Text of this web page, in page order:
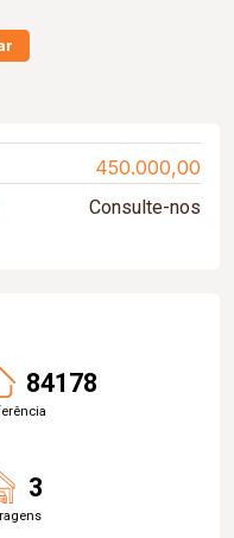
450.000,00
Consulte-nos
84178
3